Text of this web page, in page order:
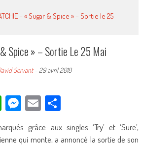
– « Sugar & Spice » – Sortie le 25
Spice » – Sortie Le 25 Mai
Servant- 29 avril 2018
WhatsApp
Messenger
EmailPartager
grâce aux singles ‘Try’ et ‘Sure’,
qui monte, a annoncé la sortie de son